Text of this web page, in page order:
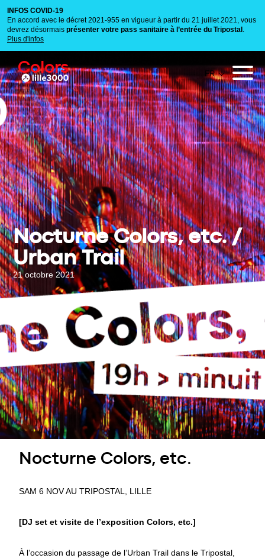
INFOS COVID-19
En accord avec le décret 2021-955 en vigueur à partir du 21 juillet 2021, vous
devrez désormais présenter votre pass sanitaire à l’entrée du Tripostal
Plus d'infos
Colors
Nocturne Colors, etc. /
Urban Trail
21 octobre 2021
Nocturne Colors, etc.
SAM 6 NOV AU TRIPOSTAL, LILLE
[DJ set et visite de l’exposition Colors, etc.]
À l’occasion du passage de l’Urban Trail dans le Tripostal,